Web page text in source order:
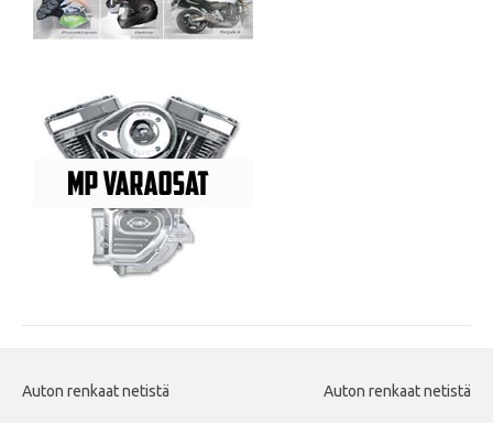
Auton renkaat netistä Auton renkaat netistä